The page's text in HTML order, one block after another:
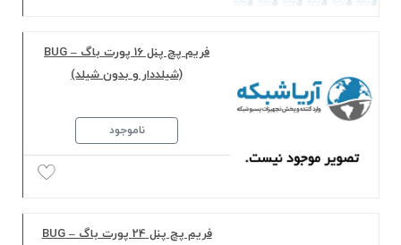
فریم پچ پنل 16 پورت باگ – BUG
(شیلددار و بدون شیلد)
ناموجود
فریم پچ پنل 24 پورت باگ – BUG